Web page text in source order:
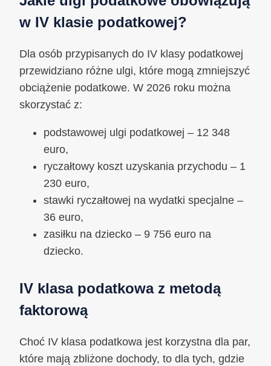
w IV klasie podatkowej?
Dla osób przypisanych do IV klasy podatkowej
przewidziano różne ulgi, które mogą zmniejszyć
obciążenie podatkowe. W 2026 roku można
skorzystać z:
podstawowej ulgi podatkowej – 12 348
euro,
ryczałtowy koszt uzyskania przychodu – 1
230 euro,
stawki ryczałtowej na wydatki specjalne –
36 euro,
zasiłku na dziecko – 9 756 euro na
dziecko.
IV klasa podatkowa z metodą
faktorową
Choć IV klasa podatkowa jest korzystna dla par,
które mają zbliżone dochody, to dla tych, gdzie